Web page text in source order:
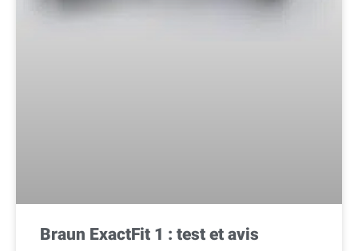
Braun ExactFit 1 : test et avis